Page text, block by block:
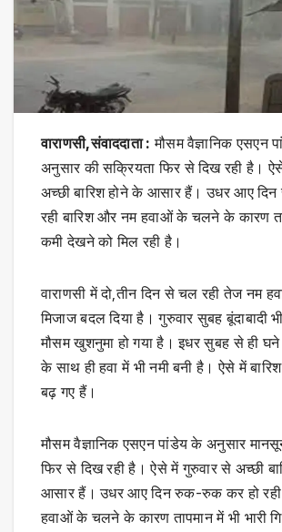
वाराणसी,संवाददाता : मौसम वैज्ञानिक एसएन
अनुसार की सक्रियता फिर से दिख रही है।
अच्छी बारिश होने के आसार हैं। उधर आए
रही बारिश और नम हवाओं के चलने के कारण
कमी देखने को मिल रही है।
वाराणसी में दो,तीन दिन से चल रही तेज नम
मिजाज बदल दिया है। गुरुवार सुबह बूंदाबादी
मौसम खुशनुमा हो गया है। इधर सुबह से ही घने
के साथ ही हवा में भी नमी बनी है। ऐसे में
बढ़ गए हैं।
मौसम वैज्ञानिक एसएन पांडेय के अनुसार
फिर से दिख रही है। ऐसे में गुरुवार से अच्छी
आसार हैं। उधर आए दिन रुक-रुक कर हो रही
हवाओं के चलने के कारण तापमान में भी भारी